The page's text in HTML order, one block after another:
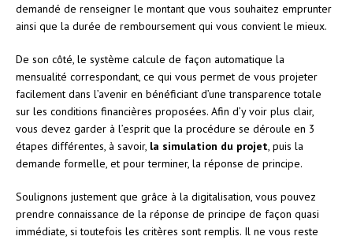
demandé de renseigner le montant que vous souhaitez emprunter
ainsi que la durée de remboursement qui vous convient le mieux.
De son côté, le système calcule de façon automatique la
mensualité correspondant, ce qui vous permet de vous projeter
facilement dans l’avenir en bénéficiant d’une transparence totale
sur les conditions financières proposées. Afin d’y voir plus clair,
vous devez garder à l’esprit que la procédure se déroule en 3
étapes différentes, à savoir, la simulation du projet , puis la
demande formelle, et pour terminer, la réponse de principe.
Soulignons justement que grâce à la digitalisation, vous pouvez
prendre connaissance de la réponse de principe de façon quasi
immédiate, si toutefois les critères sont remplis. Il ne vous reste